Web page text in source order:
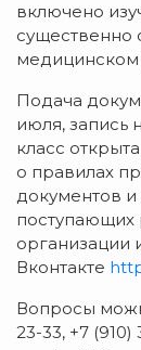
включено
существенно
медицинском
Подача
июля, запись
класс
о правилах
документов
поступающих
организации
Вконтакте
Вопросы
23-33, +7